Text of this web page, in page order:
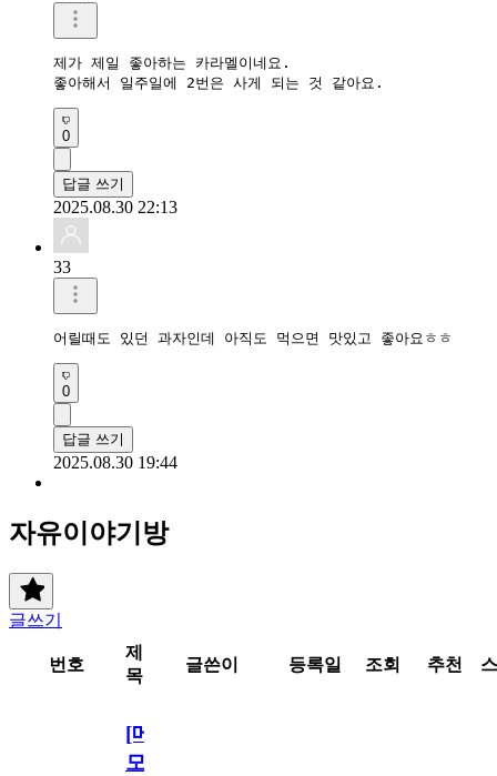
제가 제일 좋아하는 카라멜이네요.
좋아해서 일주일에 2번은 사게 되는 것 같아요.
0
답글 쓰기
2025.08.30 22:13
33
어릴때도 있던 과자인데 아직도 먹으면 맛있고 좋아요ㅎㅎ
0
답글 쓰기
2025.08.30 19:44
자유이야기방
글쓰기
번호
제
목
글쓴이 등록일 조회 추천
[메
모